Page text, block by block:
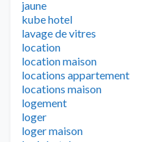
jaune
kube hotel
lavage de vitres
location
location maison
locations appartement
locations maison
logement
loger
loger maison